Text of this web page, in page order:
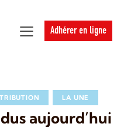
Adhérer en ligne
LA UNE
aujourd’hui